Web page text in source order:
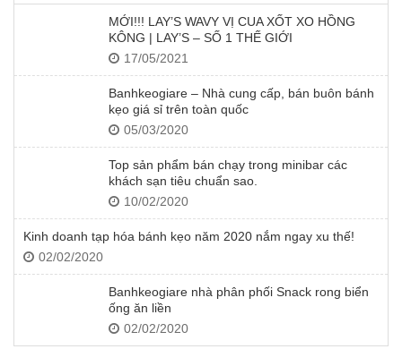
MỚI!!! LAY’S WAVY VỊ CUA XỐT XO HỒNG
KÔNG | LAY’S – SỐ 1 THẾ GIỚI
17/05/2021
Banhkeogiare – Nhà cung cấp, bán buôn bánh
kẹo giá sỉ trên toàn quốc
05/03/2020
Top sản phẩm bán chạy trong minibar các
khách sạn tiêu chuẩn sao.
10/02/2020
Kinh doanh tạp hóa bánh kẹo năm 2020 nắm ngay xu thế!
02/02/2020
Banhkeogiare nhà phân phối Snack rong biển
ống ăn liền
02/02/2020